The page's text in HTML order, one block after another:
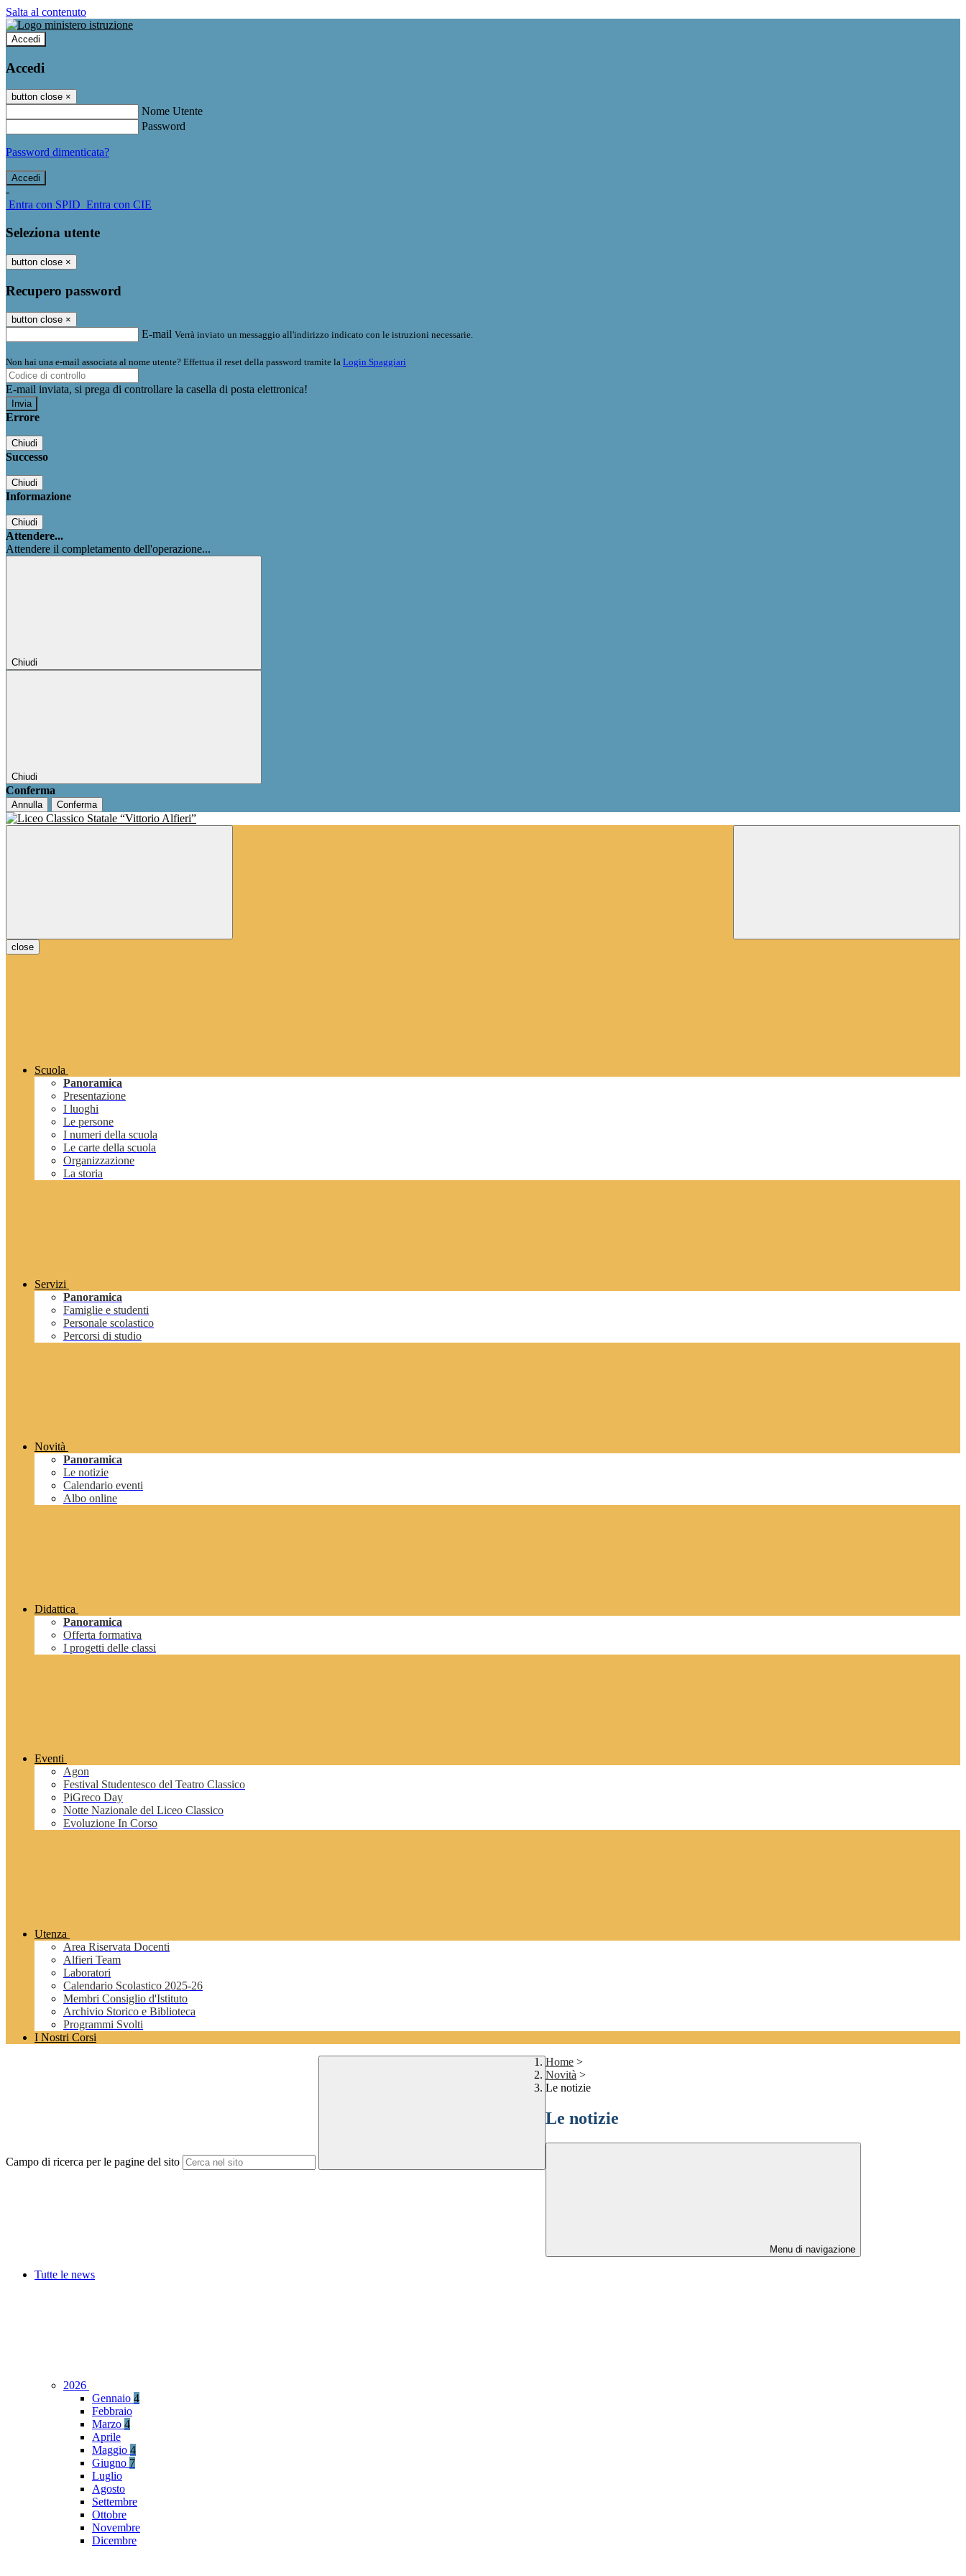
Salta al contenuto
Accedi
Accedi
button close ×
Nome Utente
Password
Password dimenticata?
-
Entra con SPID Entra con CIE
Seleziona utente
button close ×
Recupero password
button close ×
E-mail Verrà inviato un messaggio all'indirizzo indicato con le istruzioni necessarie.
Non hai una e-mail associata al nome utente? Effettua il reset della password tramite la Login Spaggiari
E-mail inviata, si prega di controllare la casella di posta elettronica!
Errore
Chiudi
Successo
Chiudi
Informazione
Chiudi
Attendere...
Attendere il completamento dell'operazione...
Chiudi
Chiudi
Conferma
Annulla Conferma
close
Scuola
Panoramica
Presentazione
I luoghi
Le persone
I numeri della scuola
Le carte della scuola
Organizzazione
La storia
Servizi
Panoramica
Famiglie e studenti
Personale scolastico
Percorsi di studio
Novità
Panoramica
Le notizie
Calendario eventi
Albo online
Didattica
Panoramica
Offerta formativa
I progetti delle classi
Eventi
Agon
Festival Studentesco del Teatro Classico
PiGreco Day
Notte Nazionale del Liceo Classico
Evoluzione In Corso
Utenza
Area Riservata Docenti
Alfieri Team
Laboratori
Calendario Scolastico 2025-26
Membri Consiglio d'Istituto
Archivio Storico e Biblioteca
Programmi Svolti
I Nostri Corsi
Campo di ricerca per le pagine del sito
Home >
Novità >
Le notizie
Le notizie
Menu di navigazione
Tutte le news
2026
Gennaio 4
Febbraio
Marzo 4
Aprile
Maggio 4
Giugno 7
Luglio
Agosto
Settembre
Ottobre
Novembre
Dicembre